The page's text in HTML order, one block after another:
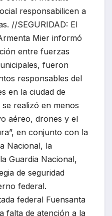
responsabilicen a
//SEGURIDAD: El
Mier informó
entre fuerzas
fueron
responsables del
en la ciudad de
realizó en menos
aéreo, drones y el
en conjunto con la
Nacional, la
Guardia Nacional,
de seguridad
federal.
federal Fuensanta
falta de atención a la